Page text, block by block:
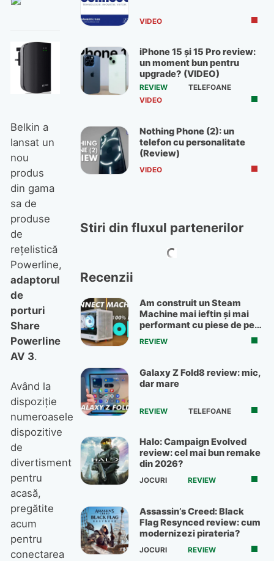
Belkin a
lansat un
nou
produs
din gama
sa de
produse
de
reţelistică
Powerline,
adaptorul
de
porturi
Share
Powerline
AV 3.
Având la
dispoziţie
numeroasele
dispozitive
de
divertisment
pentru
acasă,
pregătite
acum
pentru
conectarea
VIDEO
iPhone 15 și 15 Pro review:
un moment bun pentru
upgrade? (VIDEO)
REVIEW
TELEFOANE
VIDEO
Nothing Phone (2): un
telefon cu personalitate
(Review)
VIDEO
Stiri din fluxul partenerilor
Recenzii
Am construit un Steam
Machine mai ieftin și mai
performant cu piese de pe
OLX
REVIEW
Galaxy Z Fold8 review: mic,
dar mare
REVIEW TELEFOANE
Halo: Campaign Evolved
review: cel mai bun remake
din 2026?
JOCURI REVIEW
Assassin’s Creed: Black
Flag Resynced review: cum
modernizezi pirateria?
JOCURI REVIEW